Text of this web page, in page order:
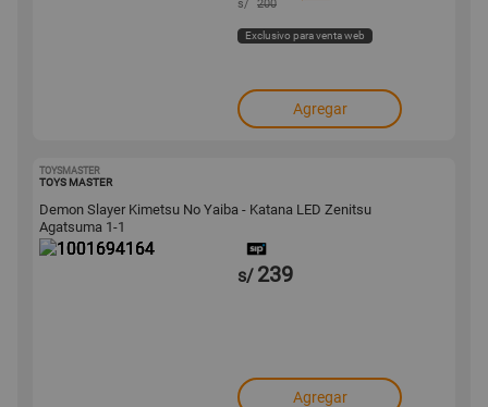
s/ 200
Exclusivo para venta web
Agregar
TOYSMASTER
TOYS MASTER
Demon Slayer Kimetsu No Yaiba - Katana LED Zenitsu
Agatsuma 1-1
s/ 239
Agregar